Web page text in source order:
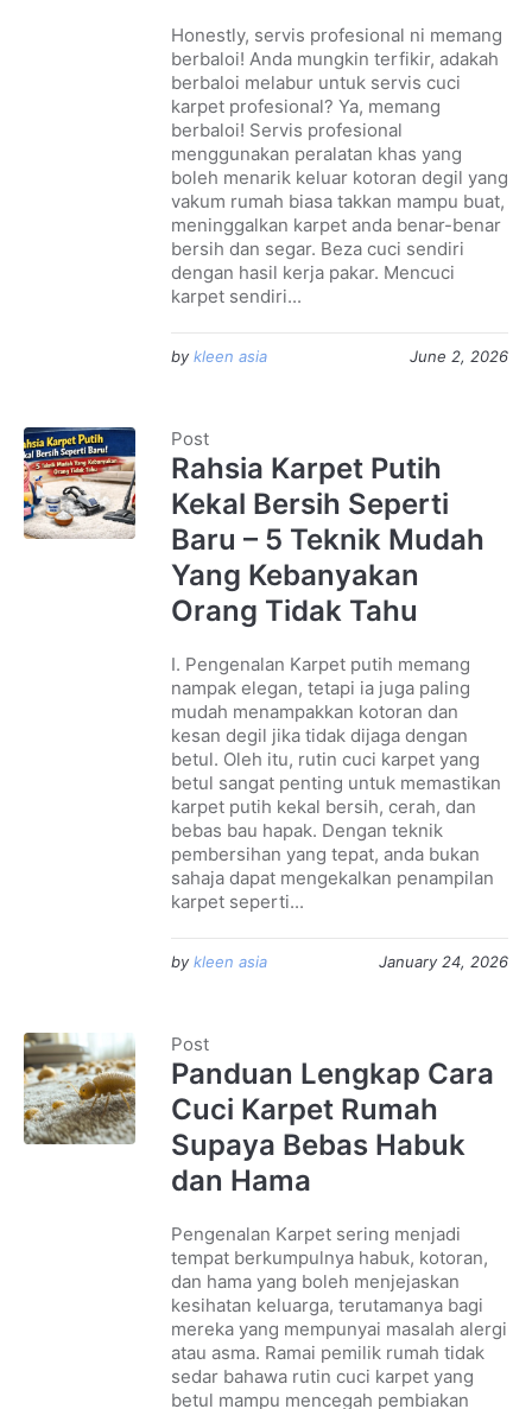
Honestly, servis profesional ni memang
berbaloi! Anda mungkin terfikir, adakah
berbaloi melabur untuk servis cuci
karpet profesional? Ya, memang
berbaloi! Servis profesional
menggunakan peralatan khas yang
boleh menarik keluar kotoran degil yang
vakum rumah biasa takkan mampu buat,
meninggalkan karpet anda benar-benar
bersih dan segar. Beza cuci sendiri
dengan hasil kerja pakar. Mencuci
karpet sendiri...
June 2, 2026
by kleen asia
Post
Rahsia Karpet Putih
Kekal Bersih Seperti
Baru – 5 Teknik Mudah
Yang Kebanyakan
Orang Tidak Tahu
I. Pengenalan Karpet putih memang
nampak elegan, tetapi ia juga paling
mudah menampakkan kotoran dan
kesan degil jika tidak dijaga dengan
betul. Oleh itu, rutin cuci karpet yang
betul sangat penting untuk memastikan
karpet putih kekal bersih, cerah, dan
bebas bau hapak. Dengan teknik
pembersihan yang tepat, anda bukan
sahaja dapat mengekalkan penampilan
karpet seperti...
January 24, 2026
by kleen asia
Post
Panduan Lengkap Cara
Cuci Karpet Rumah
Supaya Bebas Habuk
dan Hama
Pengenalan Karpet sering menjadi
tempat berkumpulnya habuk, kotoran,
dan hama yang boleh menjejaskan
kesihatan keluarga, terutamanya bagi
mereka yang mempunyai masalah alergi
atau asma. Ramai pemilik rumah tidak
sedar bahawa rutin cuci karpet yang
betul mampu mencegah pembiakan